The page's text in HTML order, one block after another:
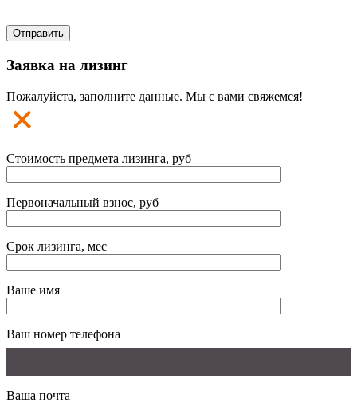
Заявка на лизинг
Пожалуйста, заполните данные. Мы с вами свяжемся!
Стоимость предмета лизинга, руб
Первоначальный взнос, руб
Срок лизинга, мес
Ваше имя
Ваш номер телефона
Ваша почта